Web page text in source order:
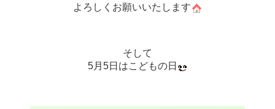
よろしくお願いいたします
そして
5月5日はこどもの日